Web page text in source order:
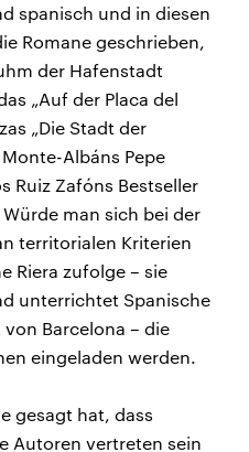
spanisch und in diesen
Romane geschrieben,
der Hafenstadt
„Auf der Placa del
„Die Stadt der
Albáns Pepe
Ruiz Zafóns Bestseller
man sich bei der
territorialen Kriterien
Riera zufolge – sie
unterrichtet Spanische
Barcelona – die
eingeladen werden.
gesagt hat, dass
Autoren vertreten sein